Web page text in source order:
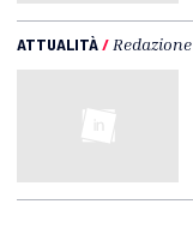
ATTUALITÀ/ Redazione